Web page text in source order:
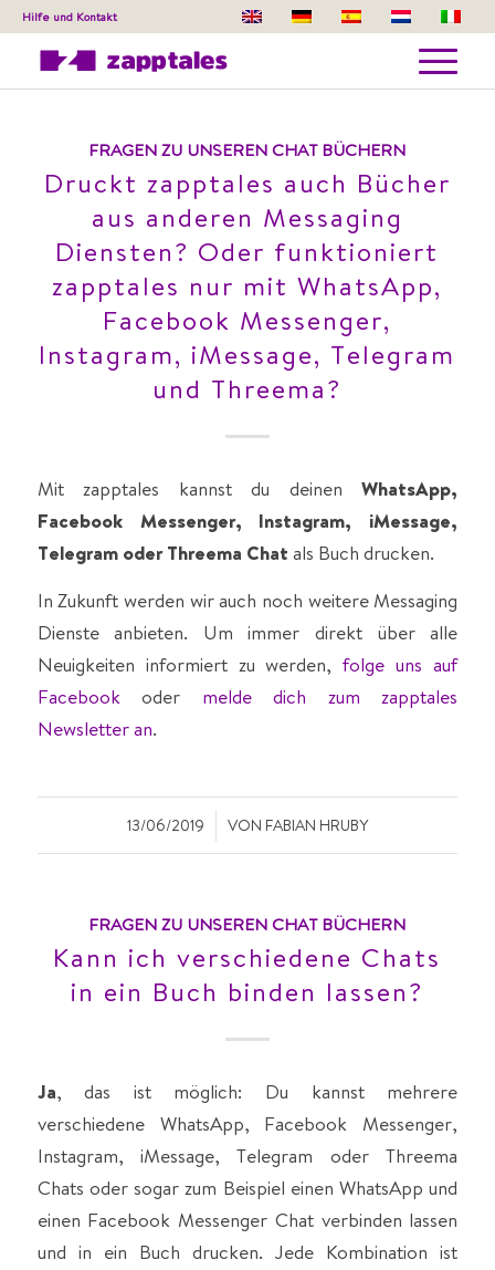
Hilfe und Kontakt
Archiv für: DE
Du befindest dich hier: Startseite
FRAGEN ZU UNSEREN CHAT BÜCHERN
Druckt zapptales auch Bücher
aus anderen Messaging
Diensten? Oder funktioniert
zapptales nur mit WhatsApp,
Facebook Messenger,
Instagram, iMessage, Telegram
und Threema?
Mit zapptales kannst du deinenWhatsApp,
Facebook Messenger, Instagram, iMessage,
Telegram oder Threema Chat als Buch drucken.
In Zukunft werden wir auch noch weitere Messaging
Dienste anbieten. Um immer direkt über alle
Neuigkeiten informiert zu werden,folge uns auf
Facebookoder melde dich zum zapptales
Newsletter an.
13/06/2019
/ VON FABIAN HRUBY
FRAGEN ZU UNSEREN CHAT BÜCHERN
Kann ich verschiedene Chats
in ein Buch binden lassen?
Ja, das ist möglich: Du kannst mehrere
verschiedene WhatsApp, Facebook Messenger,
Instagram, iMessage, Telegram oder Threema
Chats oder sogar zum Beispiel einen WhatsApp und
einen Facebook Messenger Chat verbinden lassen
und in ein Buch drucken. Jede Kombination ist